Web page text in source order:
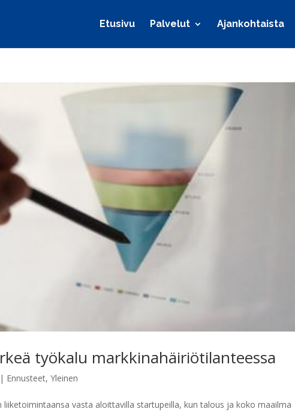
Etusivu Palvelut Ajankohtaista
työkalu markkinahäiriö­tilanteessa
| Ennusteet,Yleinen
liiketoimintaansa vasta aloittavilla startupeilla, kun talous ja koko maailma